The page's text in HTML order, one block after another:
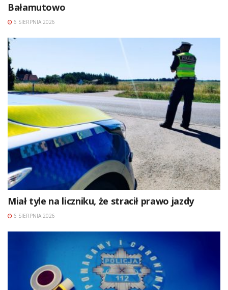
Bałamutowo
6 SIERPNIA 2026
Miał tyle na liczniku, że stracił prawo jazdy
6 SIERPNIA 2026